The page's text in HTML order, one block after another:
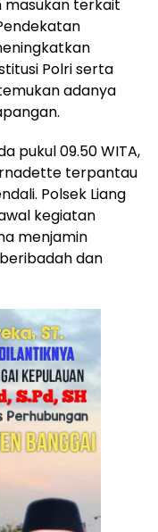
masukan terkait
Polri serta
adanya
pukul 09.50 WITA,
terpantau
Polsek Liang
kegiatan
menjamin
dan